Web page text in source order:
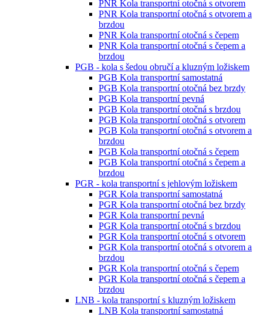
PNR Kola transportní otočná s otvorem
PNR Kola transportní otočná s otvorem a
brzdou
PNR Kola transportní otočná s čepem
PNR Kola transportní otočná s čepem a
brzdou
PGB - kola s šedou obručí a kluzným ložiskem
PGB Kola transportní samostatná
PGB Kola transportní otočná bez brzdy
PGB Kola transportní pevná
PGB Kola transportní otočná s brzdou
PGB Kola transportní otočná s otvorem
PGB Kola transportní otočná s otvorem a
brzdou
PGB Kola transportní otočná s čepem
PGB Kola transportní otočná s čepem a
brzdou
PGR - kola transportní s jehlovým ložiskem
PGR Kola transportní samostatná
PGR Kola transportní otočná bez brzdy
PGR Kola transportní pevná
PGR Kola transportní otočná s brzdou
PGR Kola transportní otočná s otvorem
PGR Kola transportní otočná s otvorem a
brzdou
PGR Kola transportní otočná s čepem
PGR Kola transportní otočná s čepem a
brzdou
LNB - kola transportní s kluzným ložiskem
LNB Kola transportní samostatná